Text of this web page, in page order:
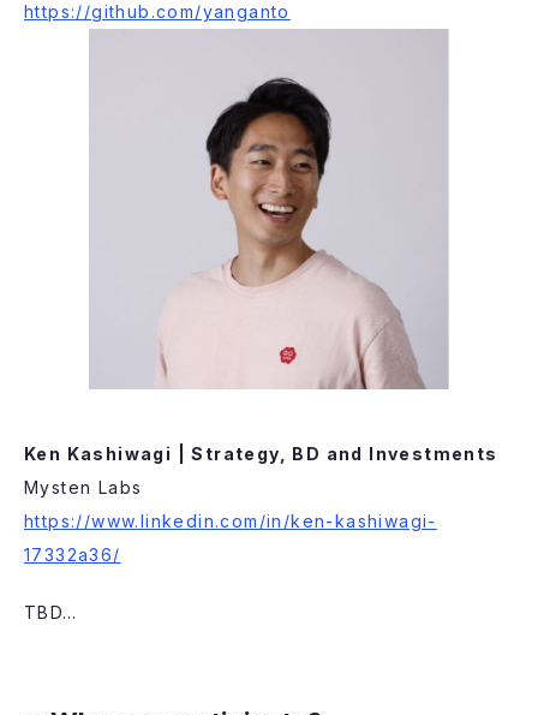
https://github.com/yanganto
Ken Kashiwagi | Strategy, BD and Investments
Mysten Labs
https://www.linkedin.com/in/ken-kashiwagi-
17332a36/
​TBD…